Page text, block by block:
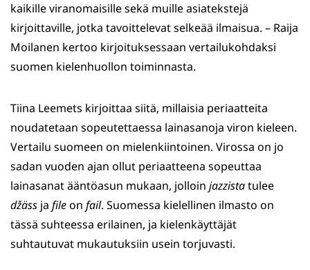
kaikille viranomaisille sekä muille asiatekstejä
kirjoittaville, jotka tavoittelevat selkeää ilmaisua. – Raija
Moilanen kertoo kirjoituksessaan vertailukohdaksi
suomen kielenhuollon toiminnasta.
Tiina Leemets kirjoittaa siitä, millaisia periaatteita
noudatetaan sopeutettaessa lainasanoja viron kieleen.
Vertailu suomeen on mielenkiintoinen. Virossa on jo
sadan vuoden ajan ollut periaatteena sopeuttaa
lainasanat ääntöasun mukaan, jolloin jazzistatulee
džäss ja fileon fail. Suomessa kielellinen ilmasto on
tässä suhteessa erilainen, ja kielenkäyttäjät
suhtautuvat mukautuksiin usein torjuvasti.